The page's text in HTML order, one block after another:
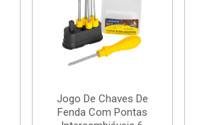
Jogo De Chaves De
Fenda Com Pontas